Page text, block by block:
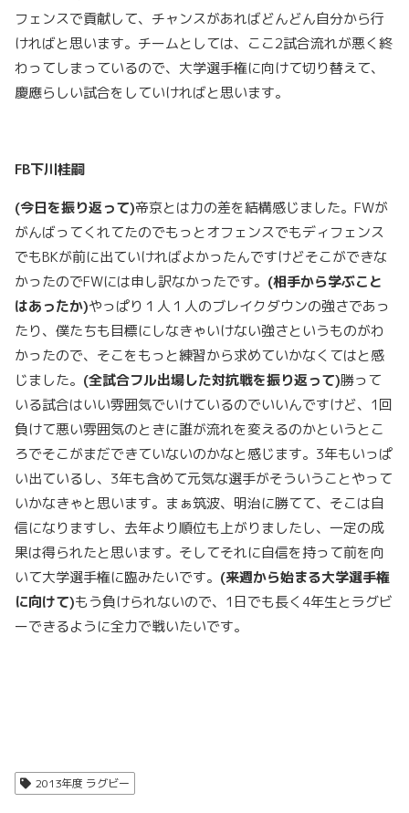
フェンスで貢献して、チャンスがあればどんどん自分から行
ければと思います。チームとしては、ここ2試合流れが悪く終
わってしまっているので、大学選手権に向けて切り替えて、
慶應らしい試合をしていければと思います。
FB下川桂嗣
(今日を振り返って)帝京とは力の差を結構感じました。FWが
がんばってくれてたのでもっとオフェンスでもディフェンス
でもBKが前に出ていければよかったんですけどそこができな
かったのでFWには申し訳なかったです。 (相手から学ぶこと
はあったか)やっぱり１人１人のブレイクダウンの強さであっ
たり、僕たちも目標にしなきゃいけない強さというものがわ
かったので、そこをもっと練習から求めていかなくてはと感
じました。 (全試合フル出場した対抗戦を振り返って)勝って
いる試合はいい雰囲気でいけているのでいいんですけど、1回
負けて悪い雰囲気のときに誰が流れを変えるのかというとこ
ろでそこがまだできていないのかなと感じます。3年もいっぱ
い出ているし、3年も含めて元気な選手がそういうことやって
いかなきゃと思います。まぁ筑波、明治に勝てて、そこは自
信になりますし、去年より順位も上がりましたし、一定の成
果は得られたと思います。そしてそれに自信を持って前を向
いて大学選手権に臨みたいです。 (来週から始まる大学選手権
に向けて)もう負けられないので、1日でも長く4年生とラグビ
ーできるように全力で戦いたいです。
2013年度 ラグビー